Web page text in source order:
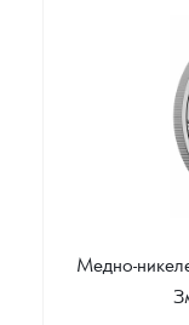
Медно-